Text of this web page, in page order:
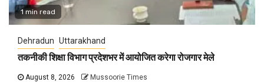
1 min read
Dehradun Uttarakhand
तकनीकी शिक्षा विभाग प्रदेशभर में आयोजित करेगा रोजगार मेले
August 8, 2026 Mussoorie Times